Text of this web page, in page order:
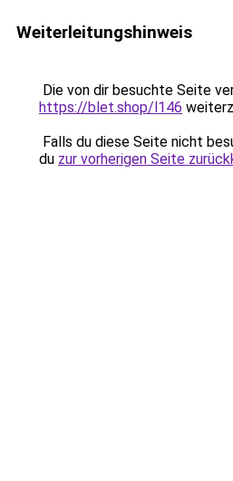
Weiterleitungshinweis
Die von dir besuchte Seite
https://blet.shop/l146
Falls du diese Seite nicht
du zur vorherigen Seite